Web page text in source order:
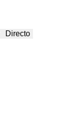
Directo